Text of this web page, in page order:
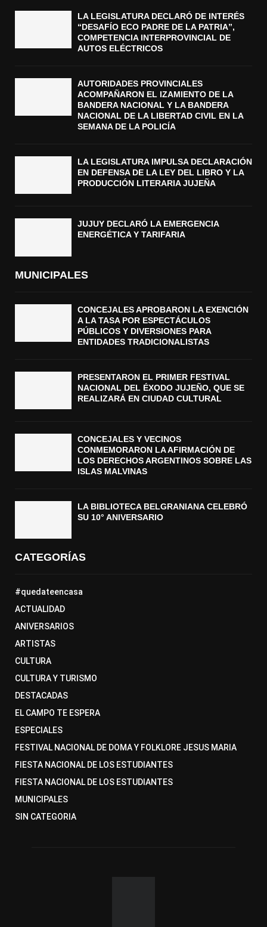
LA LEGISLATURA DECLARÓ DE INTERÉS
“DESAFÍO ECO PADRE DE LA PATRIA”,
COMPETENCIA INTERPROVINCIAL DE
AUTOS ELÉCTRICOS
AUTORIDADES PROVINCIALES
ACOMPAÑARON EL IZAMIENTO DE LA
BANDERA NACIONAL Y LA BANDERA
NACIONAL DE LA LIBERTAD CIVIL EN LA
SEMANA DE LA POLICÍA
LA LEGISLATURA IMPULSA DECLARACIÓN
EN DEFENSA DE LA LEY DEL LIBRO Y LA
PRODUCCIÓN LITERARIA JUJEÑA
JUJUY DECLARÓ LA EMERGENCIA
ENERGÉTICA Y TARIFARIA
MUNICIPALES
CONCEJALES APROBARON LA EXENCIÓN
A LA TASA POR ESPECTÁCULOS
PÚBLICOS Y DIVERSIONES PARA
ENTIDADES TRADICIONALISTAS
PRESENTARON EL PRIMER FESTIVAL
NACIONAL DEL ÉXODO JUJEÑO, QUE SE
REALIZARÁ EN CIUDAD CULTURAL
CONCEJALES Y VECINOS
CONMEMORARON LA AFIRMACIÓN DE
LOS DERECHOS ARGENTINOS SOBRE LAS
ISLAS MALVINAS
LA BIBLIOTECA BELGRANIANA CELEBRÓ
SU 10° ANIVERSARIO
CATEGORÍAS
#quedateencasa
ACTUALIDAD
ANIVERSARIOS
ARTISTAS
CULTURA
CULTURA Y TURISMO
DESTACADAS
EL CAMPO TE ESPERA
ESPECIALES
FESTIVAL NACIONAL DE DOMA Y FOLKLORE JESUS MARIA
FIESTA NACIONAL DE LOS ESTUDIANTES
FIESTA NACIONAL DE LOS ESTUDIANTES
MUNICIPALES
SIN CATEGORIA